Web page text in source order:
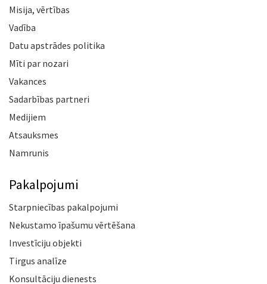
Misija, vērtības
Vadība
Datu apstrādes politika
Mīti par nozari
Vakances
Sadarbības partneri
Medijiem
Atsauksmes
Namrunis
Pakalpojumi
Starpniecības pakalpojumi
Nekustamo īpašumu vērtēšana
Investīciju objekti
Tirgus analīze
Konsultāciju dienests